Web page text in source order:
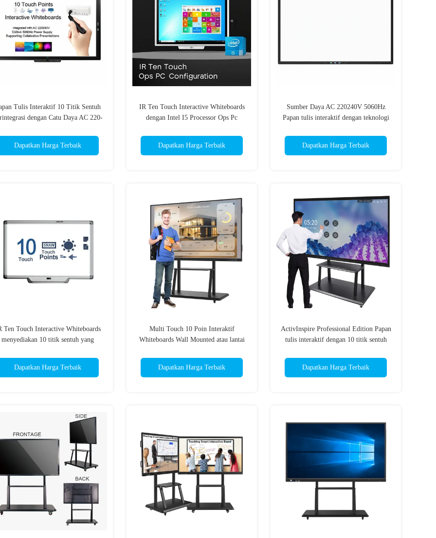
Tulis Interaktif 10 Titik Sentuh
dengan Catu Daya AC 220-
Dapatkan Harga Terbaik
IR Ten Touch Interactive Whiteboards
dengan Intel I5 Processor Ops Pc
Maksimum Power Consumption 240W
mendukung presentasi dan sesi pelatihan
Dapatkan Harga Terbaik
Sumber Daya AC 220240V 5060Hz
Papan tulis interaktif dengan teknologi
Dapatkan Harga Terbaik
Ten Touch Interactive Whiteboards
menyediakan 10 titik sentuh yang
Dapatkan Harga Terbaik
Multi Touch 10 Poin Interaktif
Whiteboards Wall Mounted atau lantai
Dapatkan Harga Terbaik
ActivInspire Professional Edition Papan
tulis interaktif dengan 10 titik sentuh
Dapatkan Harga Terbaik